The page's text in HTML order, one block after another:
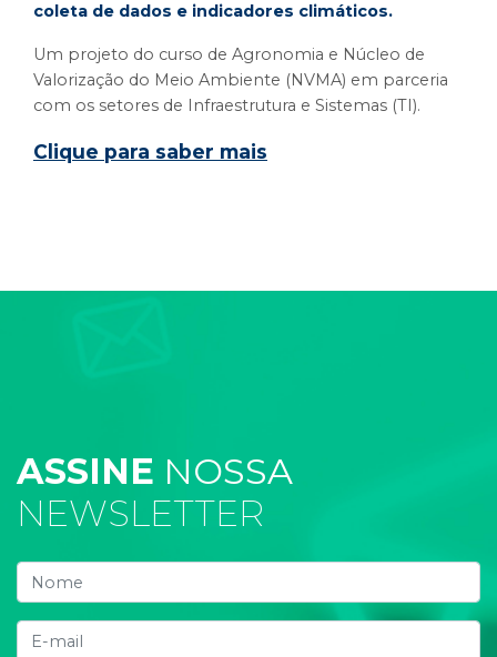
coleta de dados e indicadores climáticos.
Um projeto do curso de Agronomia e Núcleo de
Valorização do Meio Ambiente (NVMA) em parceria
com os setores de Infraestrutura e Sistemas (TI).
Clique para saber mais
ASSINE NOSSA
NEWSLETTER